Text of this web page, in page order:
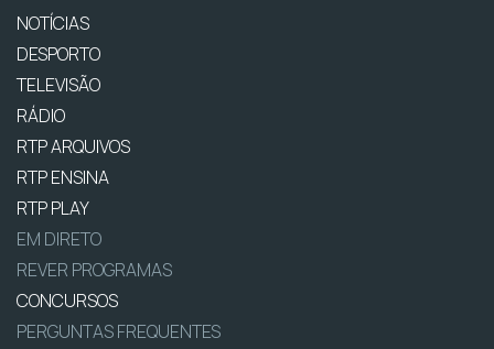
NOTÍCIAS
DESPORTO
TELEVISÃO
RÁDIO
RTP ARQUIVOS
RTP ENSINA
RTP PLAY
EM DIRETO
REVER PROGRAMAS
CONCURSOS
PERGUNTAS FREQUENTES